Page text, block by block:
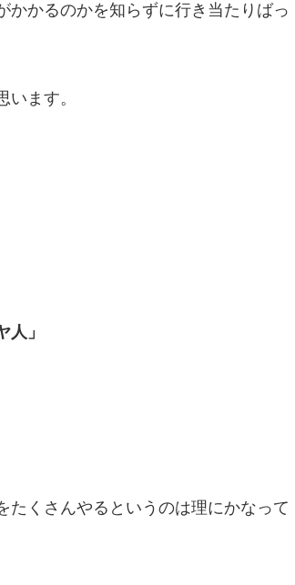
かかるのかを知らずに行き当たりばっ
ます。
」
たくさんやるというのは理にかなって